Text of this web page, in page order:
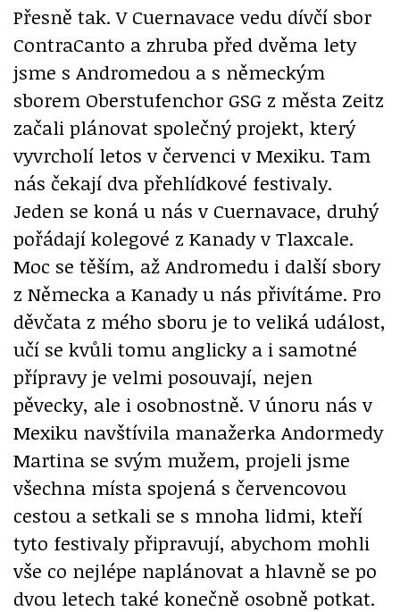
Přesně tak. V Cuernavace vedu dívčí sbor
ContraCanto a zhruba před dvěma lety
jsme s Andromedou a s německým
sborem Oberstufenchor GSG z města Zeitz
začali plánovat společný projekt, který
vyvrcholí letos v červenci v Mexiku. Tam
nás čekají dva přehlídkové festivaly.
Jeden se koná u nás v Cuernavace, druhý
pořádají kolegové z Kanady v Tlaxcale.
Moc se těším, až Andromedu i další sbory
z Německa a Kanady u nás přivítáme. Pro
děvčata z mého sboru je to veliká událost,
učí se kvůli tomu anglicky a i samotné
přípravy je velmi posouvají, nejen
pěvecky, ale i osobnostně. V únoru nás v
Mexiku navštívila manažerka Andormedy
Martina se svým mužem, projeli jsme
všechna místa spojená s červencovou
cestou a setkali se s mnoha lidmi, kteří
tyto festivaly připravují, abychom mohli
vše co nejlépe naplánovat a hlavně se po
dvou letech také konečně osobně potkat.